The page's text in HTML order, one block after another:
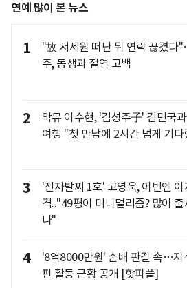
연예 많이 본 뉴스
1
"故 서세원 떠난 뒤 연락 끊겼다
주, 동생과 절연 고백
2
악뮤 이수현, '김성주子' 김민국
여행 "첫 만남에 2시간 넘게 기다
3
'전자발찌 1호' 고영욱, 이번엔 이
격.."49평이 미니멀리즘? 많이
나"
4
'8억8000만원' 손배 판결 속…지
핀 활동 근황 공개 [핫피플]